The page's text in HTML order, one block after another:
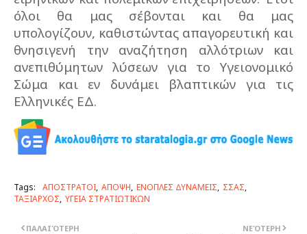
όλοι θα μας σέβονται και θα μας
υπολογίζουν, καθιστώντας απαγορευτική και
θνησιγενή την αναζήτηση αλλότριων και
ανεπιθύμητων λύσεων για το Υγειονομικό
Σώμα και εν δυνάμει βλαπτικών για τις
Ελληνικές ΕΔ.
Tags: ΑΠΟΣΤΡΑΤΟΙ ΑΠΟΨΗ ΕΝΟΠΛΕΣ ΔΥΝΑΜΕΙΣ ΣΣΑΣ
ΤΑΞΙΑΡΧΟΣ ΥΓΕΙΑ ΣΤΡΑΤΙΩΤΙΚΩΝ
ΝΕΌΤΕΡΗ
ΠΑΛΑΙΌΤΕΡΗ